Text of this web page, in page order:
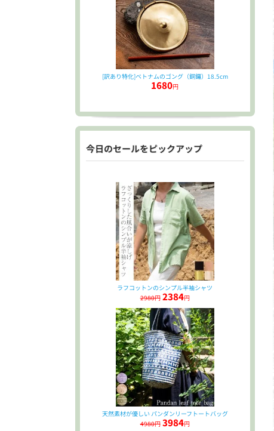
[訳あり特化]ベトナムのゴング（銅鑼）18.5cm
1680円
今日のセールをピックアップ
ラフコットンのシンプル半袖シャツ
2980円2384円
天然素材が優しい パンダンリーフトートバッグ
4980円3984円